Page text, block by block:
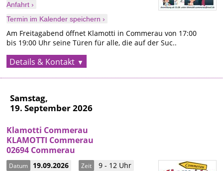
Anfahrt ›
Termin im Kalender speichern ›
Am Freitagabend öffnet Klamotti in Commerau von 17:00
bis 19:00 Uhr seine Türen für alle, die auf der Suc..
Details & Kontakt
Samstag,
19. September 2026
Klamotti Commerau
KLAMOTTI Commerau
02694 Commerau
Datum 19.09.2026 Zeit 9 - 12 Uhr